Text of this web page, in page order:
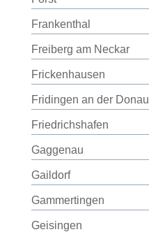
Frankenthal
Freiberg am Neckar
Frickenhausen
Fridingen an der Donau
Friedrichshafen
Gaggenau
Gaildorf
Gammertingen
Geisingen